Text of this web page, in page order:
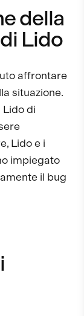
della
Lido
affrontare
situazione.
Lido di
Lido e i
impiegato
il bug